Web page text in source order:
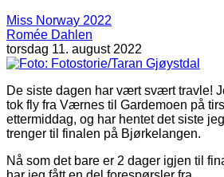
Miss Norway 2022
Romée Dahlen
torsdag 11. august 2022
De siste dagen har vært svært travle!
tok fly fra Værnes til Gardemoen på
ettermiddag, og har hentet det siste jeg
trenger til finalen på Bjørkelangen.
Nå som det bare er 2 dager igjen til